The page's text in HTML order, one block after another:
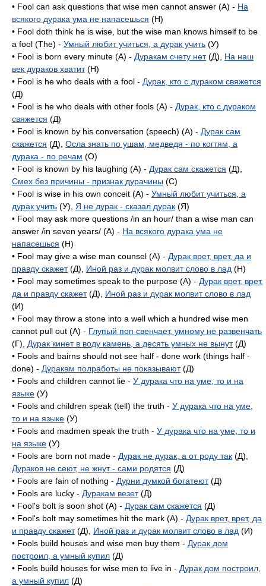
• Fool can ask questions that wise men cannot answer (A) - На
всякого дурака ума не напасешься (H)
• Fool doth think he is wise, but the wise man knows himself to be
a fool (The) - Умный любит учиться, а дурак учить (У)
• Fool is born every minute (A) - Дуракам счету нет(Д), На наш
век дураков хватит(H)
• Fool is he who deals with a fool - Дурак, кто с дураком свяжется
(Д)
• Fool is he who deals with other fools (A) - Дурак, кто с дураком
свяжется (Д)
• Fool is known by his conversation (speech) (A) - Дурак сам
скажется (Д), Осла знать по ушам, медведя - по когтям, а
дурака - по речам (O)
• Fool is known by his laughing (A) - Дурак сам скажется (Д),
Смех без причины - признак дурачины (C)
• Fool is wise in his own conceit (A) - Умный любит учиться, а
дурак учить (У), Я не дурак - сказал дурак (Я)
• Fool may ask more questions /in an hour/ than a wise man can
answer /in seven years/ (A) - На всякого дурака ума не
напасешься (H)
• Fool may give a wise man counsel (А) - Дурак врет, врет, да и
правду скажет(Д), Иной раз и дурак молвит слово в лад (H)
• Fool may sometimes speak to the purpose (A) - Дурак врет, врет,
да и правду скажет(Д), Иной раз и дурак молвит слово в лад
(И)
• Fool may throw a stone into a well which a hundred wise men
cannot pull out (A) - Глупый поп свенчает, умному не развенчать
(Г), Дурак кинет в воду камень, а десять умных не вынут(Д)
• Fools and bairns should not see half - done work (things half -
done) - Дуракам полработы не показывают(Д)
• Fools and children cannot lie - У дурака что на уме, то и на
языке (У)
• Fools and children speak (tell) the truth - У дурака что на уме,
то и на языке (У)
• Fools and madmen speak the truth - У дурака что на уме, то и
на языке (У)
• Fools are born not made - Дурак не дурак, а от роду так (Д),
Дураков не сеют, не жнут - сами родятся (Д)
• Fools are fain of nothing - Дурни думкой богатеют(Д)
• Fools are lucky - Дуракам везет(Д)
• Fool's bolt is soon shot (A) - Дурак сам скажется (Д)
• Fool's bolt may sometimes hit the mark (A) - Дурак врет, врет, да
и правду скажет(Д), Иной раз и дурак молвит слово в лад (И)
• Fools build houses and wise men buy them - Дурак дом
построил, а умный купил (Д)
• Fools build houses for wise men to live in - Дурак дом построил,
а умный купил (Д)